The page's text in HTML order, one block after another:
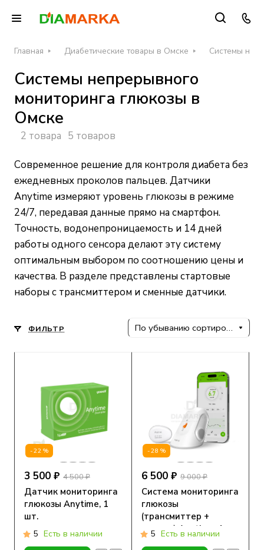
Главная Диабетические товары в Омске Системы
Системы непрерывного
мониторинга глюкозы в
Омске
2 товара 5 товаров
Современное решение для контроля диабета без
ежедневных проколов пальцев. Датчики
Anytime измеряют уровень глюкозы в режиме
24/7, передавая данные прямо на смартфон.
Точность, водонепроницаемость и 14 дней
работы одного сенсора делают эту систему
оптимальным выбором по соотношению цены и
качества. В разделе представлены стартовые
наборы с трансмиттером и сменные датчики.
ФИЛЬТР По убыванию сортировки
-22%
3 500 ₽ 4 500 ₽
Датчик мониторинга
глюкозы Anytime, 1
шт.
5 Есть в наличии
-28%
6 500 ₽ 9 000 ₽
Система мониторинга
глюкозы
(трансмиттер +
датчик) Anytime, 1
шт.
5 Есть в наличии